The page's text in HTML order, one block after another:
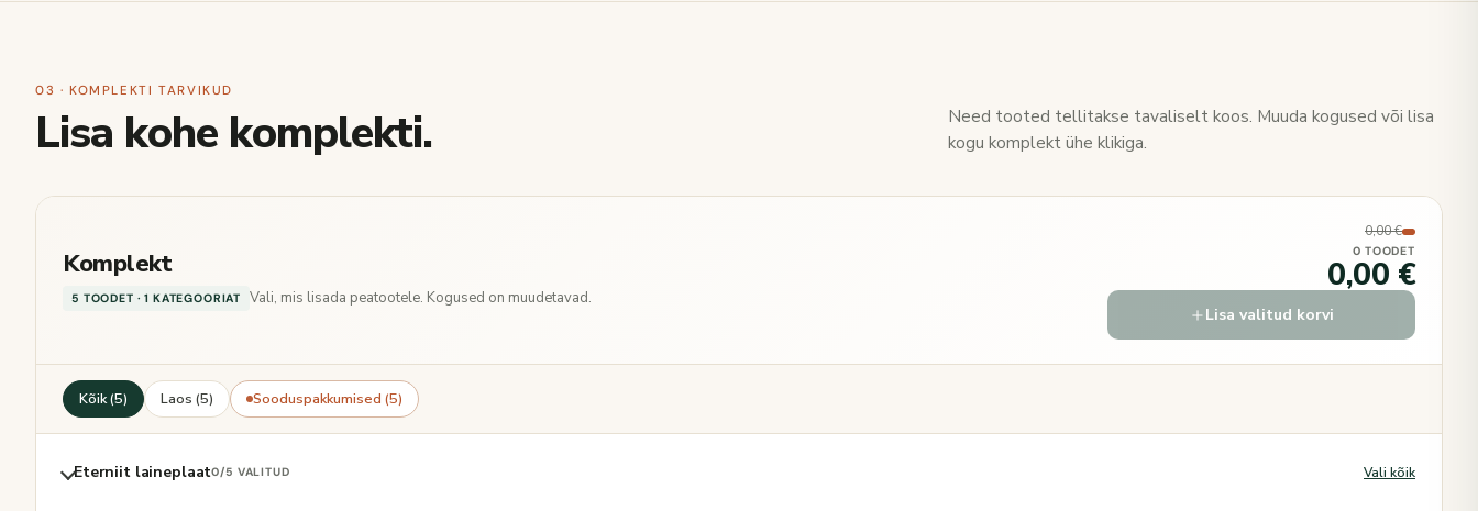
03 · KOMPLEKTI TARVIKUD
Lisa kohe komplekti.
Need tooted tellitakse tavaliselt koos. Muuda kogused või lisa
kogu komplekt ühe klikiga.
Komplekt
5 TOODET · 1 KATEGOORIAT Vali, mis lisada peatootele. Kogused on muudetavad.
0,00 €
0 TOODET
0,00 €
Lisa valitud korvi
Kõik (5) Laos (5) Sooduspakkumised (5)
Eterniit laineplaat0/5 VALITUD Vali kõik